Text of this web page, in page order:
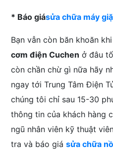
* Báo giásửa chữa máy
Bạn vẫn còn băn khoăn
cơm điện Cuchen ở đâu
còn chần chừ gì nữa hãy
ngay tới Trung Tâm Điện
chúng tôi chỉ sau 15-30
thông tin của khách hàng
ngũ nhân viên kỹ thuật
tra và báo giásửa chữa